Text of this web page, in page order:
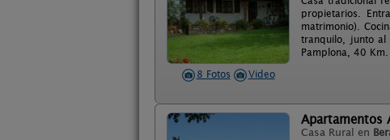
8 Fotos Video
propietarios.
matrimonio).
tranquilo, junto al
Pamplona, 40
Apartamentos
Casa Rural en